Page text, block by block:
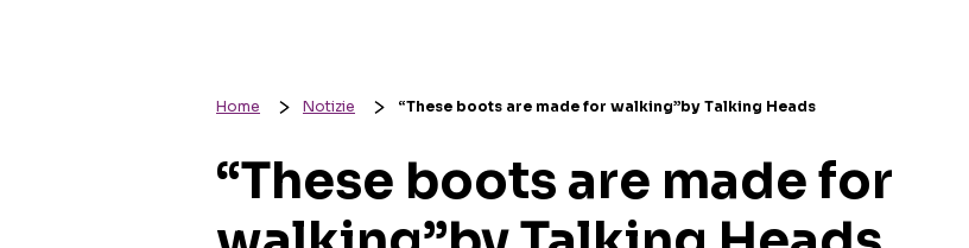
Home Notizie “These boots are made for walking”by Talking Heads
“These boots are made for